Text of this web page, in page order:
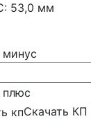
53,0 мм
Скачать КП